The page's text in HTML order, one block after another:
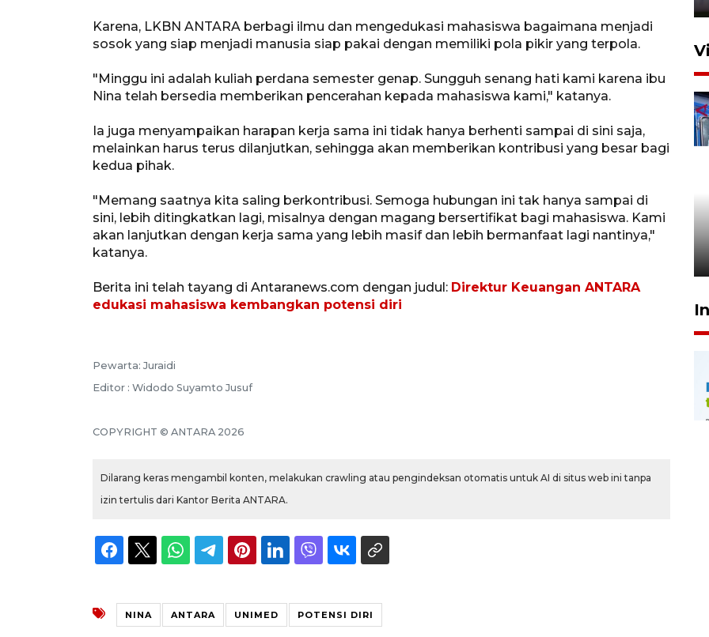
Karena, LKBN ANTARA berbagi ilmu dan mengedukasi mahasiswa bagaimana menjadi
sosok yang siap menjadi manusia siap pakai dengan memiliki pola pikir yang terpola.
"Minggu ini adalah kuliah perdana semester genap. Sungguh senang hati kami karena ibu
Nina telah bersedia memberikan pencerahan kepada mahasiswa kami," katanya.
Ia juga menyampaikan harapan kerja sama ini tidak hanya berhenti sampai di sini saja,
melainkan harus terus dilanjutkan, sehingga akan memberikan kontribusi yang besar bagi
kedua pihak.
"Memang saatnya kita saling berkontribusi. Semoga hubungan ini tak hanya sampai di
sini, lebih ditingkatkan lagi, misalnya dengan magang bersertifikat bagi mahasiswa. Kami
akan lanjutkan dengan kerja sama yang lebih masif dan lebih bermanfaat lagi nantinya,"
katanya.
Berita ini telah tayang di Antaranews.com dengan judul: Direktur Keuangan ANTARA
edukasi mahasiswa kembangkan potensi diri
Pewarta: Juraidi
Editor : Widodo Suyamto Jusuf
COPYRIGHT © ANTARA 2026
Dilarang keras mengambil konten, melakukan crawling atau pengindeksan otomatis untuk AI di situs web ini tanpa
izin tertulis dari Kantor Berita ANTARA.
NINA ANTARA UNIMED POTENSI DIRI
Apresiasi Desak Made,
Pemprov Bali siapkan wall
standar internasional